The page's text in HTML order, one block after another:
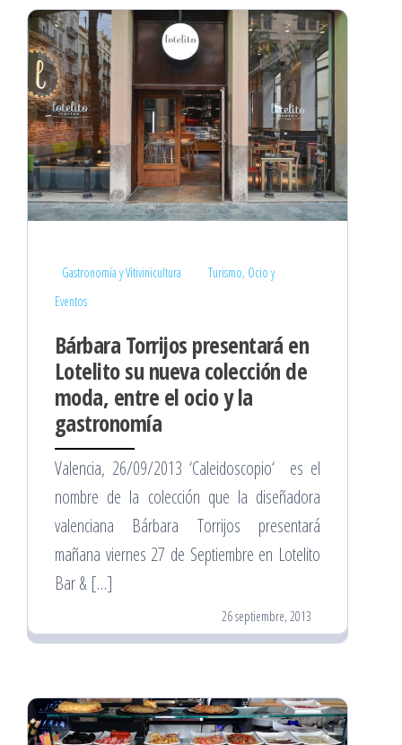
Gastronomía y Vitivinicultura
Turismo, Ocio y
Eventos
Bárbara Torrijos presentará en
Lotelito su nueva colección de
moda, entre el ocio y la
gastronomía
Valencia, 26/09/2013 ‘Caleidoscopio‘ es el
nombre de la colección que la diseñadora
valenciana Bárbara Torrijos presentará
mañana viernes 27 de Septiembre en Lotelito
Bar & […]
26 septiembre, 2013